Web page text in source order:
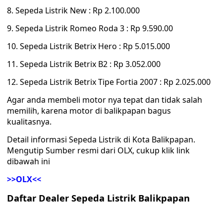
8. Sepeda Listrik New : Rp 2.100.000
9. Sepeda Listrik Romeo Roda 3 : Rp 9.590.00
10. Sepeda Listrik Betrix Hero : Rp 5.015.000
11. Sepeda Listrik Betrix B2 : Rp 3.052.000
12. Sepeda Listrik Betrix Tipe Fortia 2007 : Rp 2.025.000
Agar anda membeli motor nya tepat dan tidak salah
memilih, karena motor di balikpapan bagus
kualitasnya.
Detail informasi Sepeda Listrik di Kota Balikpapan.
Mengutip Sumber resmi dari OLX, cukup klik link
dibawah ini
>>OLX<<
Daftar Dealer Sepeda Listrik Balikpapan